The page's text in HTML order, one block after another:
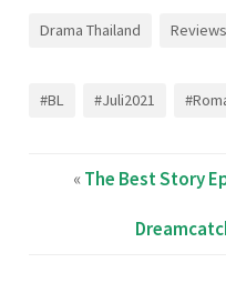
Drama Thailand
#BL #Juli2021
«The Best Story